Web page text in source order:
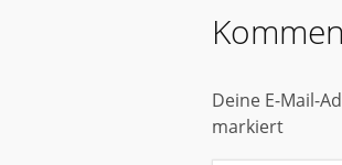
Deine E-Mail-
markiert